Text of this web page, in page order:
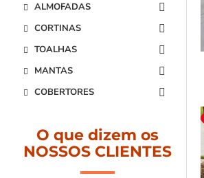
ALMOFADAS
CORTINAS
TOALHAS
MANTAS
COBERTORES
O que dizem os
NOSSOS CLIENTES